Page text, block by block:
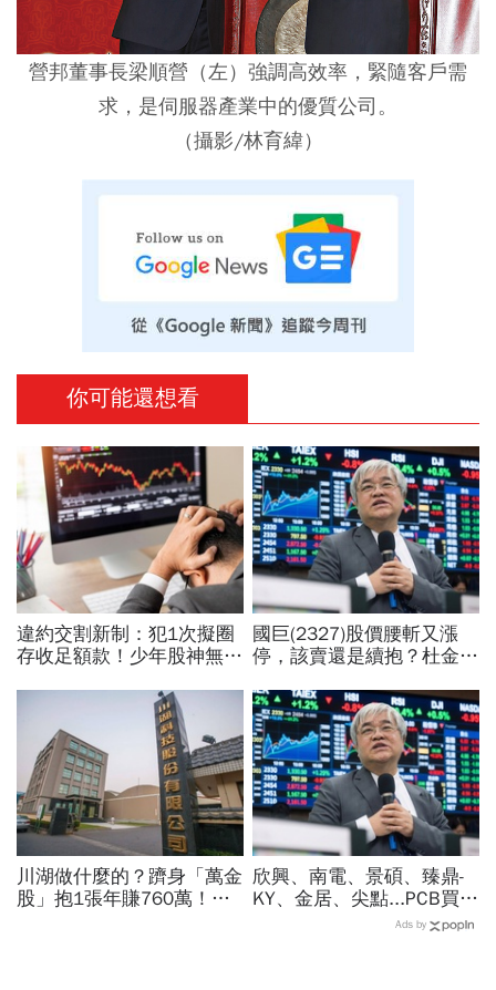
營邦董事長梁順營（左）強調高效率，緊隨客戶需
求，是伺服器產業中的優質公司。
（攝影/林育緯）
你可能還想看
違約交割新制：犯1次擬圈
存收足額款！少年股神無本
違約交割後果「想貸款都
國巨(2327)股價腰斬又漲
停，該賣還是續抱？杜金龍
套時間曝光」！群創、南亞
科也點名
川湖做什麼的？躋身「萬金
股」抱1張年賺760萬！傳
欣興、南電、景碩、臻鼎-
KY、金居、尖點...PCB買誰
最賺？杜金龍點名「這檔」
Ads by